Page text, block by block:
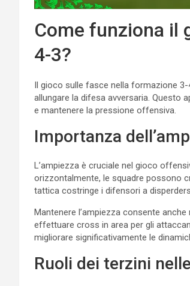
Come funziona il
4-3?
Il gioco sulle fasce nella formazione
allungare la difesa avversaria. Questo
e mantenere la pressione offensiva.
Importanza
L’ampiezza è cruciale nel gioco
orizzontalmente, le squadre possono
tattica costringe i difensori a
Mantenere l’ampiezza consente
effettuare cross in area per gli
migliorare significativamente le
Ruoli dei terzini